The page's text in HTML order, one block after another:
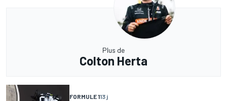
Plus de
Colton Herta
FORMULE 113 j